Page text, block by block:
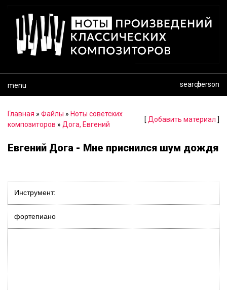
menu person
search
Главная » Файлы » Ноты советских
композиторов » Дога, Евгений
[ Добавить материал ]
Евгений Дога - Мне приснился шум дождя
Инструмент:
фортепиано